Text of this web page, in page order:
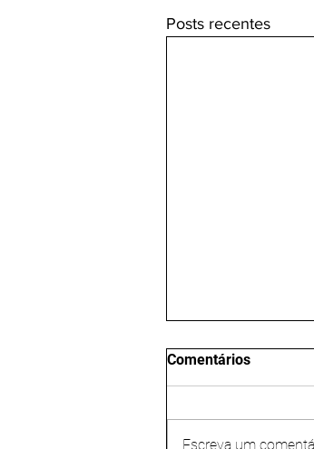
Posts recentes
Comentários
Escreva um